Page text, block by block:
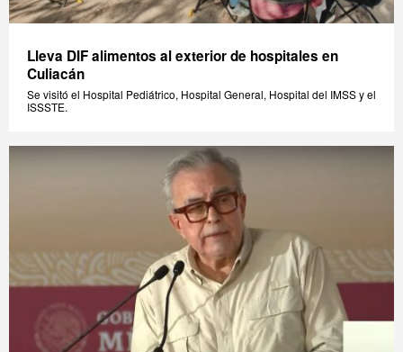
Lleva DIF alimentos al exterior de hospitales en
Culiacán
Se visitó el Hospital Pediátrico, Hospital General, Hospital del IMSS y el
ISSSTE.